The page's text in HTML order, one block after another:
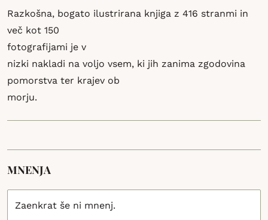
Razkošna, bogato ilustrirana knjiga z 416 stranmi in
več kot 150
fotografijami je v
nizki nakladi na voljo vsem, ki jih zanima zgodovina
pomorstva ter krajev ob
morju.
MNENJA
Zaenkrat še ni mnenj.